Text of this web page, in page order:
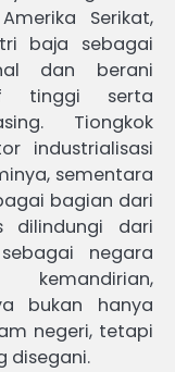
Serikat,
baja sebagai
dan berani
tinggi serta
Tiongkok
industrialisasi
sementara
bagian dari
dilindungi dari
negara
bukan hanya
negeri, tetapi
disegani.